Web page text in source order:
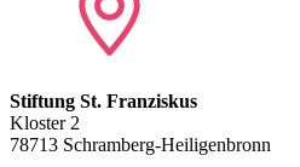
Stiftung St. Franziskus
Kloster 2
78713 Schramberg-Heiligenbronn